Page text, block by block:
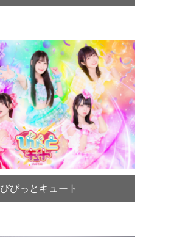
びびっとキュート